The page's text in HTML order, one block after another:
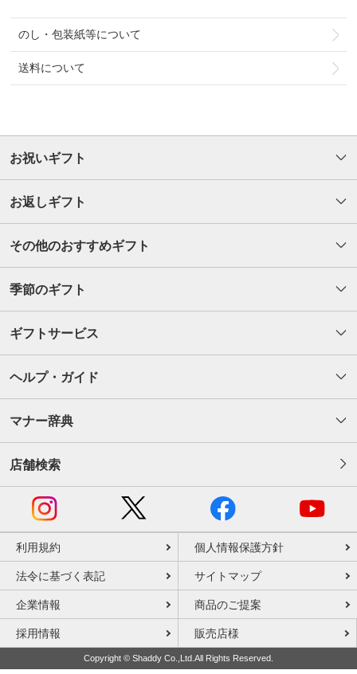
のし・包装紙等について
送料について
お祝いギフト
お返しギフト
その他のおすすめギフト
季節のギフト
ギフトサービス
ヘルプ・ガイド
マナー辞典
店舗検索
利用規約 個人情報保護方針
法令に基づく表記 サイトマップ
企業情報 商品のご提案
採用情報 販売店様
Copyright © Shaddy Co.,Ltd.All Rights Reserved.